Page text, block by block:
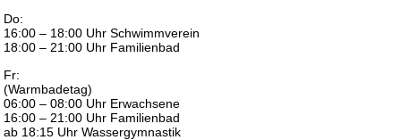
Do:
16:00 – 18:00 Uhr Schwimmverein
18:00 – 21:00 Uhr Familienbad
Fr:
(Warmbadetag)
06:00 – 08:00 Uhr Erwachsene
16:00 – 21:00 Uhr Familienbad
ab 18:15 Uhr Wassergymnastik